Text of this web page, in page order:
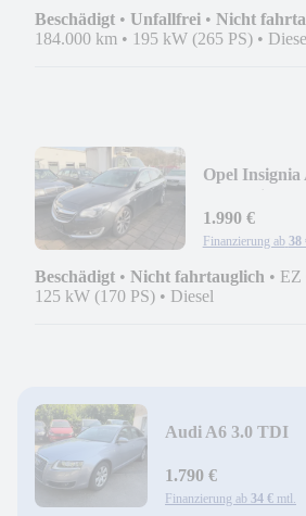
Beschädigt • Unfallfrei • Nicht
184.000 km • 195 kW (265 PS) •
Opel
1.990 €
Finanzierung ab 38
Beschädigt • Nicht fahrtauglich • EZ
125 kW (170 PS) • Diesel
Audi A6 3.0 TDI
1.790 €
Finanzierung ab 34 € mtl.